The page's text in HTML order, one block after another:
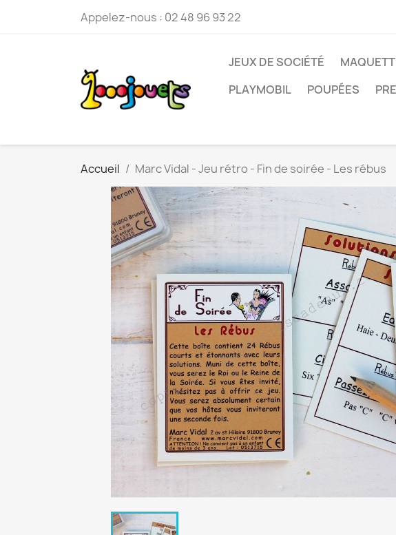
Appelez-nous : 02 48 96 93 22
JEUX DE SOCIÉTÉ
PLAYMOBIL
POUPÉES
Accueil Marc Vidal - Jeu rétro - Fin de soirée - Les rébus